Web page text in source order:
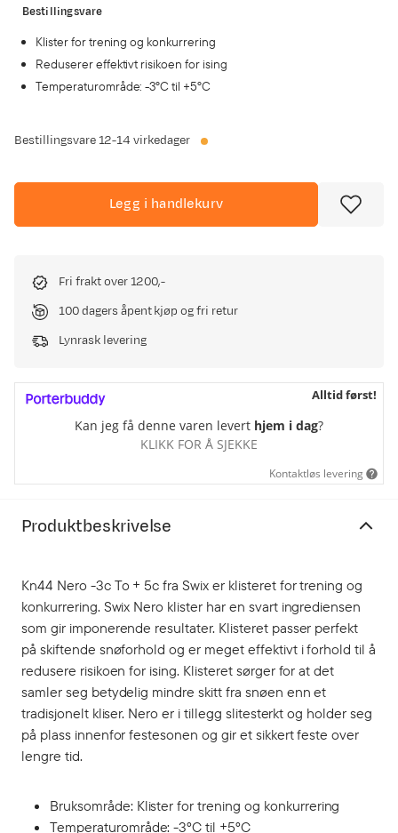
Bestillingsvare
Klister for trening og konkurrering
Reduserer effektivt risikoen for ising
Temperaturområde: -3°C til +5°C
Bestillingsvare 12-14 virkedager
Legg i handlekurv
Fri frakt over 1200,-
100 dagers åpent kjøp og fri retur
Lynrask levering
Alltid først!
Kan jeg få denne varen levert hjem i dag?
KLIKK FOR Å SJEKKE
Kontaktløs levering
Produktbeskrivelse
Kn44 Nero -3c To + 5c fra Swix er klisteret for trening og
konkurrering. Swix Nero klister har en svart ingrediensen
som gir imponerende resultater. Klisteret passer perfekt
på skiftende snøforhold og er meget effektivt i forhold til å
redusere risikoen for ising. Klisteret sørger for at det
samler seg betydelig mindre skitt fra snøen enn et
tradisjonelt kliser. Nero er i tillegg slitesterkt og holder seg
på plass innenfor festesonen og gir et sikkert feste over
lengre tid.
Bruksområde: Klister for trening og konkurrering
Temperaturområde: -3°C til +5°C